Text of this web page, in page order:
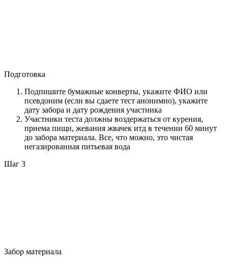
Подготовка
Подпишите бумажные конверты, укажите ФИО или
псевдоним (если вы сдаете тест анонимно), укажите
дату забора и дату рождения участника
Участники теста должны воздержаться от курения,
приема пищи, жевания жвачек итд в течении 60 минут
до забора материала. Все, что можно, это чистая
негазированная питьевая вода
Шаг 3
Забор материала